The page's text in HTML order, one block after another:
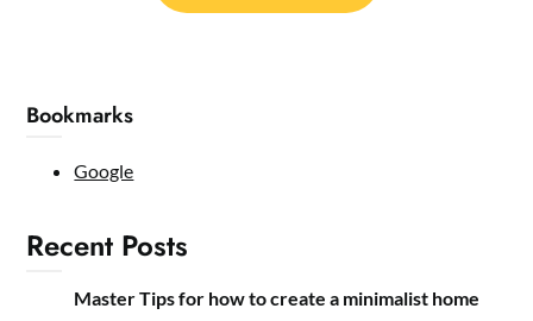
Bookmarks
Google
Recent Posts
Master Tips for how to create a minimalist home